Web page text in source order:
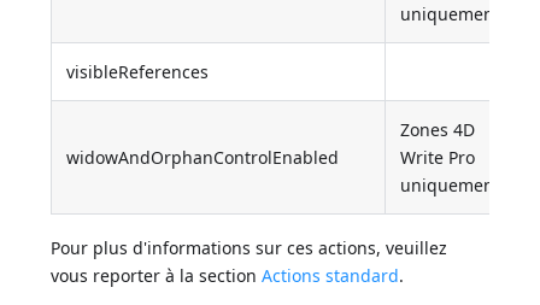
uniquement
visibleReferences
widowAndOrphanControlEnabled
Zones 4D
Write Pro
uniquement
Pour plus d'informations sur ces actions, veuillez
vous reporter à la sectionActions standard.